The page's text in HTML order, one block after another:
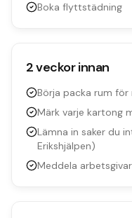
Boka flyttstädning
2 veckor innan
Börja packa rum för
Märk varje kartong
Lämna in saker du
Erikshjälpen)
Meddela